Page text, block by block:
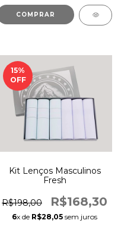
COMPRAR
15%
OFF
Kit Lenços Masculinos
Fresh
R$198,00 R$168,30
6x de R$28,05 sem juros